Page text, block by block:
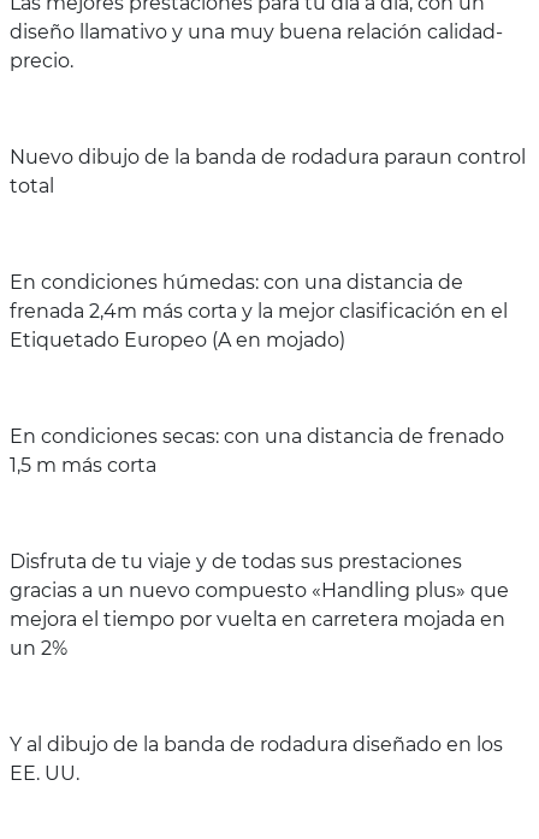
diseño llamativo y una muy buena relación calidad-
precio.
Nuevo dibujo de la banda de rodadura paraun control
total
En condiciones húmedas: con una distancia de
frenada 2,4m más corta y la mejor clasificación en el
Etiquetado Europeo (A en mojado)
En condiciones secas: con una distancia de frenado
1,5 m más corta
Disfruta de tu viaje y de todas sus prestaciones
gracias a un nuevo compuesto «Handling plus» que
mejora el tiempo por vuelta en carretera mojada en
un 2%
Y al dibujo de la banda de rodadura diseñado en los
EE. UU.